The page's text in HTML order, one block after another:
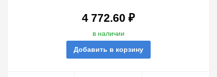
4 772.60 ₽
в наличии
Добавить в корзину